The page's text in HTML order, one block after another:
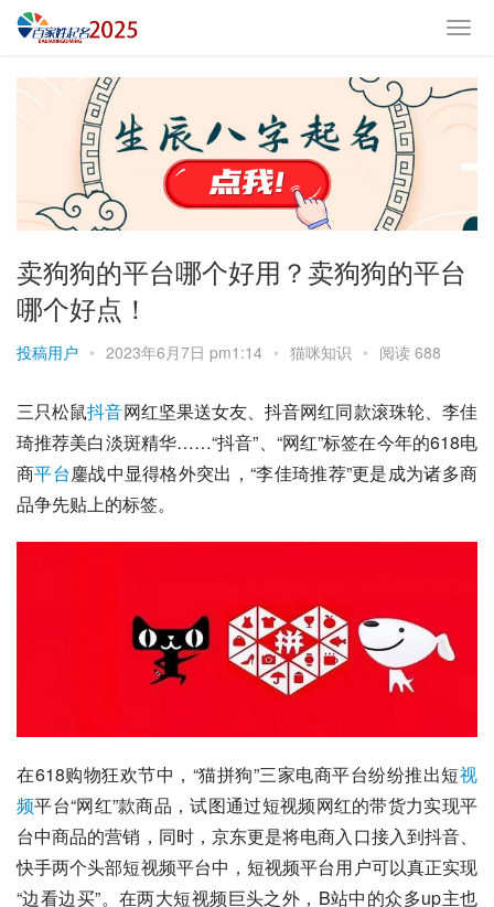
卖狗狗的平台哪个好用？卖狗狗的平台
哪个好点！
投稿用户 • 2023年6月7日 pm1:14 • 猫咪知识 • 阅读 688
三只松鼠抖音网红坚果送女友、抖音网红同款滚珠轮、 李佳
琦推荐美白淡斑精华……“抖音”、“网红”标签在今年的618电
商平台鏖战中显得格外突出，“李佳琦推荐”更是成为诸多商
品争先贴上的标签。
在618购物狂欢节中，“猫拼狗”三家电商平台纷纷推出短视
频平台“网红”款商品，试图通过短视频网红的带货力实现平
台中商品的营销，同时， 京东更是将电商入口接入到抖音、
快手两个头部短视频平台中，短视频平台用户可以真正实现
“边看边买”。在两大短视频巨头之外，B站中的众多up主也